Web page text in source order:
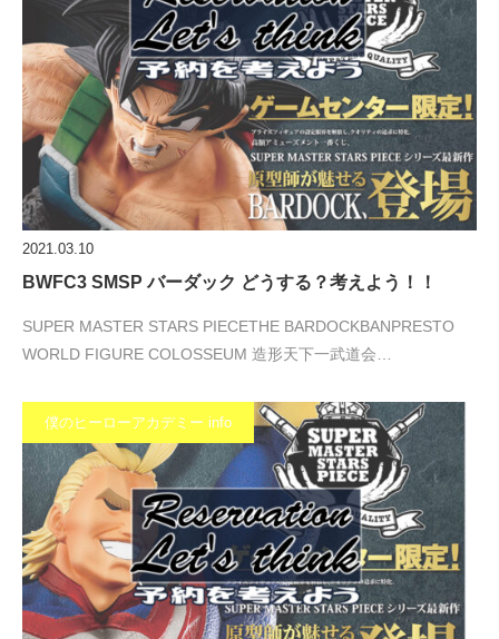
2021.03.10
BWFC3 SMSP バーダック どうする？考えよう！！
SUPER MASTER STARS PIECETHE BARDOCKBANPRESTO
WORLD FIGURE COLOSSEUM 造形天下一武道会…
僕のヒーローアカデミー info